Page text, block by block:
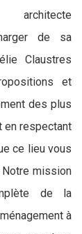
de sa
Claustres
et
des plus
en respectant
ce lieu vous
mission
de la
à